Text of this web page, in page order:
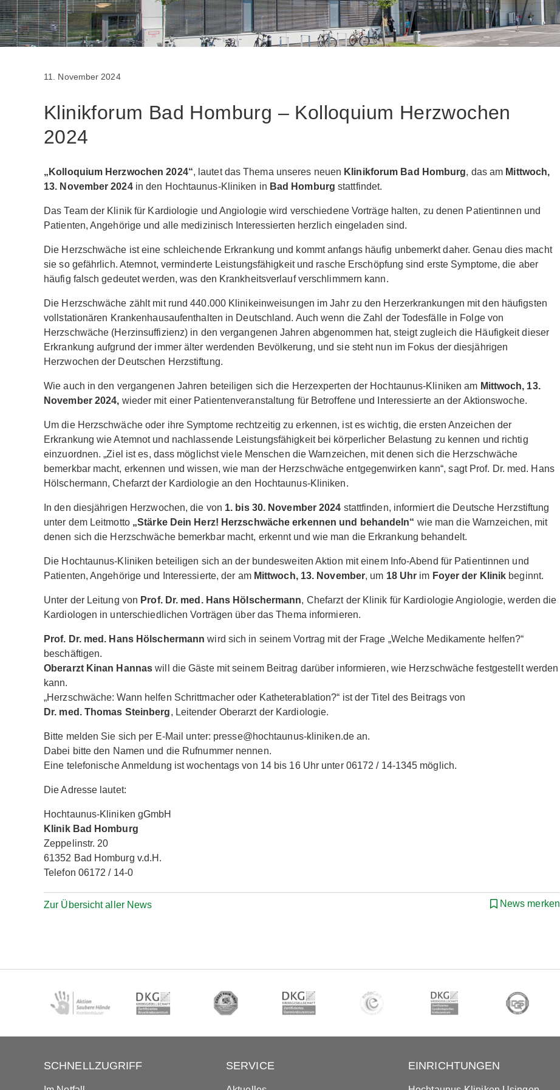
11. November 2024
Klinikforum Bad Homburg – Kolloquium Herzwochen
2024
„Kolloquium Herzwochen 2024“, lautet das Thema unseres neuen Klinikforum Bad Homburg, das am Mittwoch,
13. November 2024 in den Hochtaunus-Kliniken in Bad Homburg stattfindet.
Das Team der Klinik für Kardiologie und Angiologie wird verschiedene Vorträge halten, zu denen Patientinnen und
Patienten, Angehörige und alle medizinisch Interessierten herzlich eingeladen sind.
Die Herzschwäche ist eine schleichende Erkrankung und kommt anfangs häufig unbemerkt daher. Genau dies macht
sie so gefährlich. Atemnot, verminderte Leistungsfähigkeit und rasche Erschöpfung sind erste Symptome, die aber
häufig falsch gedeutet werden, was den Krankheitsverlauf verschlimmern kann.
Die Herzschwäche zählt mit rund 440.000 Klinikeinweisungen im Jahr zu den Herzerkrankungen mit den häufigsten
vollstationären Krankenhausaufenthalten in Deutschland. Auch wenn die Zahl der Todesfälle in Folge von
Herzschwäche (Herzinsuffizienz) in den vergangenen Jahren abgenommen hat, steigt zugleich die Häufigkeit dieser
Erkrankung aufgrund der immer älter werdenden Bevölkerung, und sie steht nun im Fokus der diesjährigen
Herzwochen der Deutschen Herzstiftung.
Wie auch in den vergangenen Jahren beteiligen sich die Herzexperten der Hochtaunus-Kliniken am Mittwoch, 13.
November 2024, wieder mit einer Patientenveranstaltung für Betroffene und Interessierte an der Aktionswoche.
Um die Herzschwäche oder ihre Symptome rechtzeitig zu erkennen, ist es wichtig, die ersten Anzeichen der
Erkrankung wie Atemnot und nachlassende Leistungsfähigkeit bei körperlicher Belastung zu kennen und richtig
einzuordnen. „Ziel ist es, dass möglichst viele Menschen die Warnzeichen, mit denen sich die Herzschwäche
bemerkbar macht, erkennen und wissen, wie man der Herzschwäche entgegenwirken kann“, sagt Prof. Dr. med. Hans
Hölschermann, Chefarzt der Kardiologie an den Hochtaunus-Kliniken.
In den diesjährigen Herzwochen, die von 1. bis 30. November 2024 stattfinden, informiert die Deutsche Herzstiftung
unter dem Leitmotto„Stärke Dein Herz! Herzschwäche erkennen und behandeln“ wie man die Warnzeichen, mit
denen sich die Herzschwäche bemerkbar macht, erkennt und wie man die Erkrankung behandelt.
Die Hochtaunus-Kliniken beteiligen sich an der bundesweiten Aktion mit einem Info-Abend für Patientinnen und
Patienten, Angehörige und Interessierte, der amMittwoch, 13. November, um 18 Uhr im Foyer der Klinik beginnt.
Unter der Leitung von Prof. Dr. med. Hans Hölschermann, Chefarzt der Klinik für Kardiologie Angiologie, werden die
Kardiologen in unterschiedlichen Vorträgen über das Thema informieren.
Prof. Dr. med. Hans Hölschermann wird sich in seinem Vortrag mit der Frage „Welche Medikamente helfen?“
beschäftigen.
Oberarzt Kinan Hannas will die Gäste mit seinem Beitrag darüber informieren, wie Herzschwäche festgestellt werden
kann.
„Herzschwäche: Wann helfen Schrittmacher oder Katheterablation?“ ist der Titel des Beitrags von
Dr. med. Thomas Steinberg, Leitender Oberarzt der Kardiologie.
Bitte melden Sie sich per E-Mail unter: presse@hochtaunus-kliniken.de an.
Dabei bitte den Namen und die Rufnummer nennen.
Eine telefonische Anmeldung ist wochentags von 14 bis 16 Uhr unter 06172 / 14-1345 möglich.
Die Adresse lautet:
Hochtaunus-Kliniken gGmbH
Klinik Bad Homburg
Zeppelinstr. 20
61352 Bad Homburg v.d.H.
Telefon 06172 / 14-0
Zur Übersicht aller News News merken
SCHNELLZUGRIFF SERVICE EINRICHTUNGEN